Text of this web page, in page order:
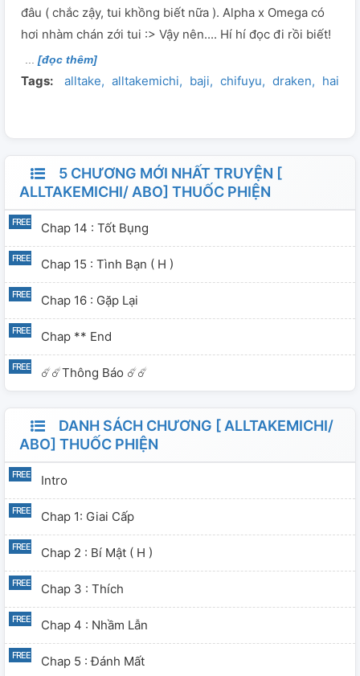
đâu ( chắc zậy, tui khồng biết nữa ). Alpha x Omega có
hơi nhàm chán zới tui :> Vậy nên.... Hí hí đọc đi rồi biết!
[đọc thêm]
Tags: alltake alltakemichi baji chifuyu draken haitani
5 CHƯƠNG MỚI NHẤT TRUYỆN [
ALLTAKEMICHI/ ABO] THUỐC PHIỆN
Chap 14 : Tốt Bụng
Chap 15 : Tình Bạn ( H )
Chap 16 : Gặp Lại
Chap ** End
☄️☄️Thông Báo ☄️☄️
DANH SÁCH CHƯƠNG [ ALLTAKEMICHI/
ABO] THUỐC PHIỆN
Intro
Chap 1: Giai Cấp
Chap 2 : Bí Mật ( H )
Chap 3 : Thích
Chap 4 : Nhầm Lẫn
Chap 5 : Đánh Mất